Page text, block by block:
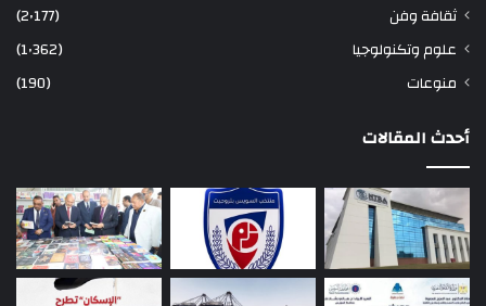
ثقافة وفن
(2٬177)
علوم وتكنولوجيا
(1٬362)
منوعات
(190)
أحدث المقالات